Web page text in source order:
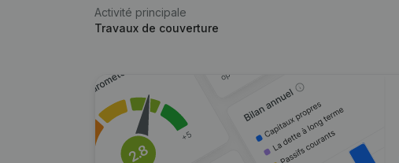
Activité principale
Travaux de couverture